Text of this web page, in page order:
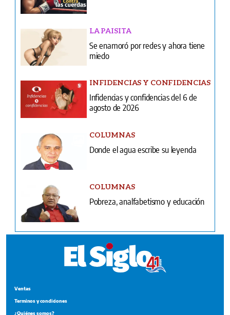
LA PAISITA
Se enamoró por redes y ahora tiene
miedo
INFIDENCIAS Y CONFIDENCIAS
Infidencias y confidencias del 6 de
agosto de 2026
COLUMNAS
Donde el agua escribe su leyenda
COLUMNAS
Pobreza, analfabetismo y educación
Ventas
Terminos y condiciones
¿Quiénes somos?